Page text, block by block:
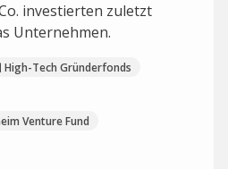
investierten zuletzt
Unternehmen.
High-Tech Gründerfonds
Venture Fund